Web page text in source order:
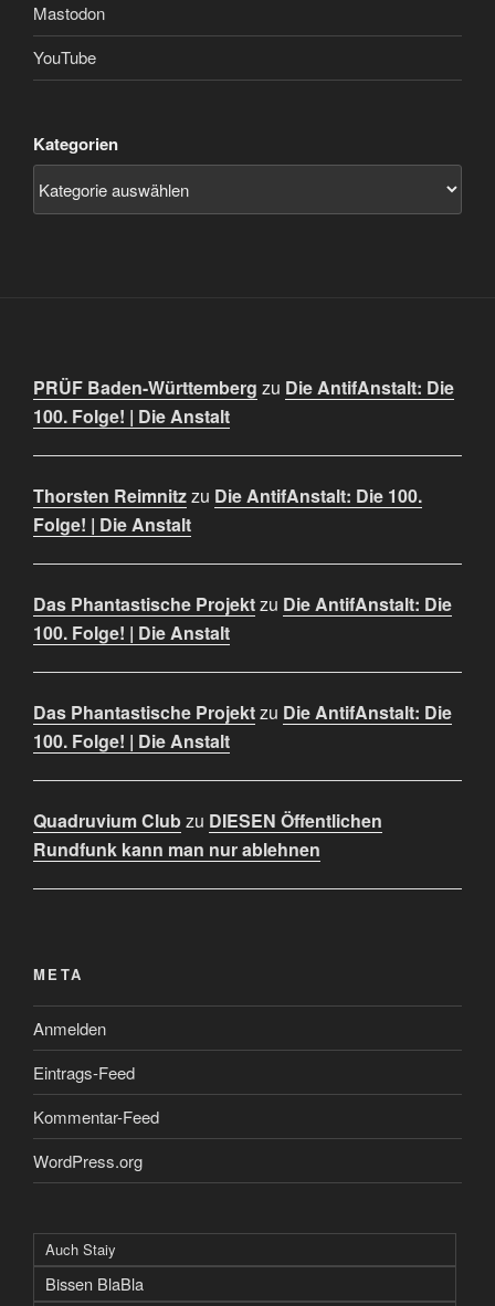
Mastodon
YouTube
Kategorien
PRÜF Baden-Württemberg zu Die AntifAnstalt: Die
100. Folge! | Die Anstalt
Thorsten Reimnitzzu Die AntifAnstalt: Die 100.
Folge! | Die Anstalt
Das Phantastische Projektzu Die AntifAnstalt: Die
100. Folge! | Die Anstalt
Das Phantastische Projektzu Die AntifAnstalt: Die
100. Folge! | Die Anstalt
Quadruvium Clubzu DIESEN Öffentlichen
Rundfunk kann man nur ablehnen
META
Anmelden
Eintrags-Feed
Kommentar-Feed
WordPress.org
Auch Staiy
Bissen BlaBla